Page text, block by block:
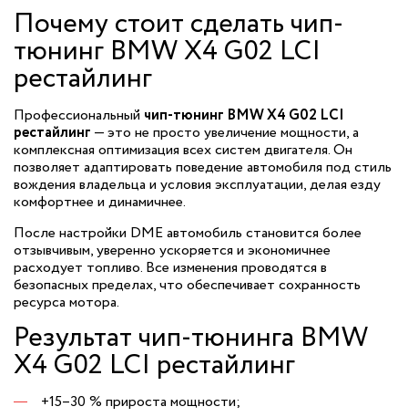
Почему стоит сделать чип-
тюнинг BMW X4 G02 LCI
рестайлинг
Профессиональный чип-тюнинг BMW X4 G02 LCI
рестайлинг — это не просто увеличение мощности, а
комплексная оптимизация всех систем двигателя. Он
позволяет адаптировать поведение автомобиля под стиль
вождения владельца и условия эксплуатации, делая езду
комфортнее и динамичнее.
После настройки DME автомобиль становится более
отзывчивым, уверенно ускоряется и экономичнее
расходует топливо. Все изменения проводятся в
безопасных пределах, что обеспечивает сохранность
ресурса мотора.
Результат чип-тюнинга BMW
X4 G02 LCI рестайлинг
+15–30 % прироста мощности;